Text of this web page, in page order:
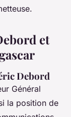
et
Debord
Général
la position de